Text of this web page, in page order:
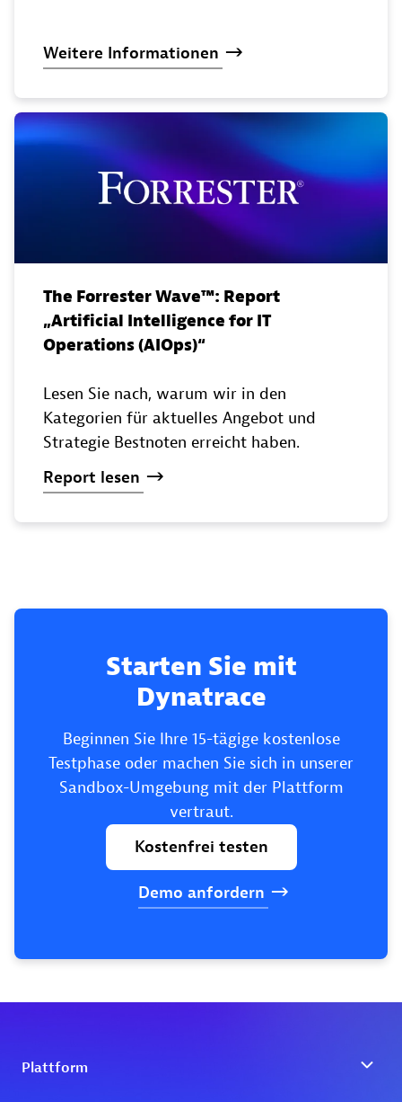
Weitere Informationen
The Forrester Wave™️: Report
„Artificial Intelligence for IT
Operations (AIOps)“
Lesen Sie nach, warum wir in den
Kategorien für aktuelles Angebot und
Strategie Bestnoten erreicht haben.
Report lesen
Starten Sie mit
Dynatrace
Beginnen Sie Ihre 15-tägige kostenlose
Testphase oder machen Sie sich in unserer
Sandbox-Umgebung mit der Plattform
vertraut.
Kostenfrei testen
Demo anfordern